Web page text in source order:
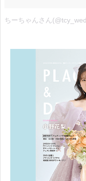
ちーちゃんさん